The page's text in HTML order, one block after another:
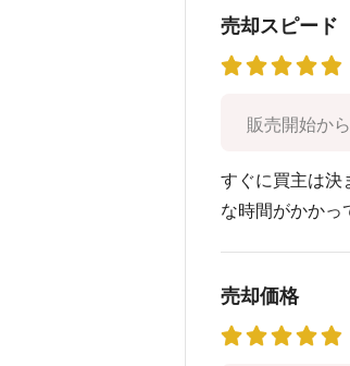
売却スピード
販売開始か
すぐに買主は決
な時間がかかっ
売却価格